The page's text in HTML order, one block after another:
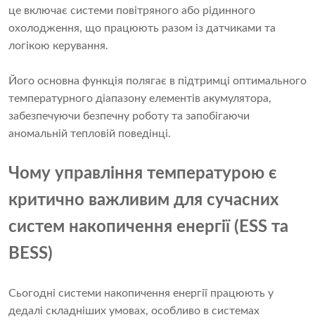
це включає системи повітряного або рідинного
охолодження, що працюють разом із датчиками та
логікою керування.
Його основна функція полягає в підтримці оптимального
температурного діапазону елементів акумулятора,
забезпечуючи безпечну роботу та запобігаючи
аномальній тепловій поведінці.
Чому управління температурою є
критично важливим для сучасних
систем накопичення енергії (ESS та
BESS)
Сьогодні системи накопичення енергії працюють у
дедалі складніших умовах, особливо в системах